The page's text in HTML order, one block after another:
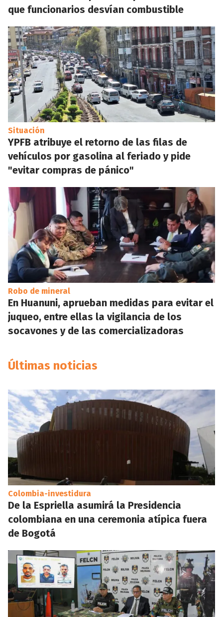
que funcionarios desvían combustible
Situación
YPFB atribuye el retorno de las filas de
vehículos por gasolina al feriado y pide
"evitar compras de pánico"
Robo de mineral
En Huanuni, aprueban medidas para evitar el
juqueo, entre ellas la vigilancia de los
socavones y de las comercializadoras
Últimas noticias
Colombia-investidura
De la Espriella asumirá la Presidencia
colombiana en una ceremonia atípica fuera
de Bogotá